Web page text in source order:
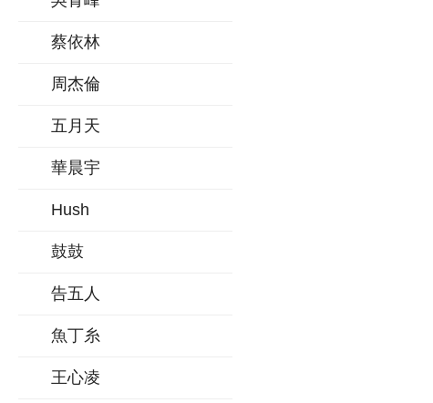
蔡依林
周杰倫
五月天
華晨宇
Hush
鼓鼓
告五人
魚丁糸
王心凌